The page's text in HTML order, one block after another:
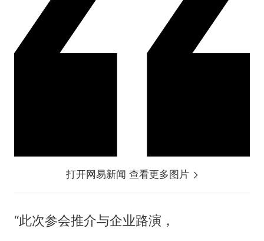
打开网易新闻 查看更多图片
“此次参会推介与企业路演，